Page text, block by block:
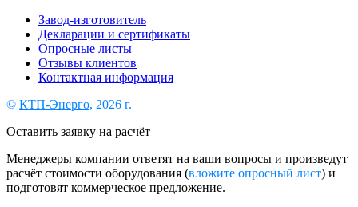
Завод-изготовитель
Декларации и сертификаты
Опросные листы
Отзывы клиентов
Контактная информация
© КТП-Энерго, 2026 г.
Оставить заявку на расчёт
Менеджеры компании ответят на ваши вопросы и произведут
расчёт стоимости оборудования (вложите опросный лист) и
подготовят коммерческое предложение.